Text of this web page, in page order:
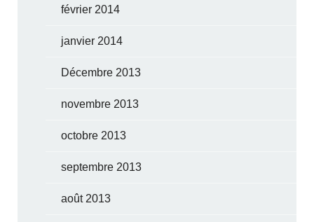
février 2014
janvier 2014
Décembre 2013
novembre 2013
octobre 2013
septembre 2013
août 2013